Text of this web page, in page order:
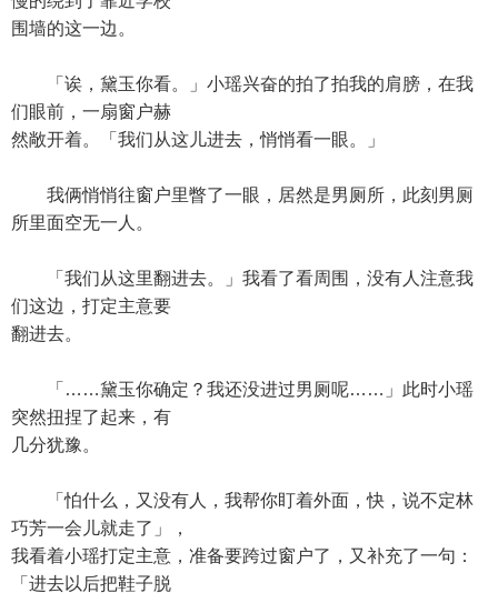
围墙的这一边。
「诶，黛玉你看。」小瑶兴奋的拍了拍我的肩膀，在我
们眼前，一扇窗户赫
然敞开着。「我们从这儿进去，悄悄看一眼。」
我俩悄悄往窗户里瞥了一眼，居然是男厕所，此刻男厕
所里面空无一人。
「我们从这里翻进去。」我看了看周围，没有人注意我
们这边，打定主意要
翻进去。
「……黛玉你确定？我还没进过男厕呢……」此时小瑶
突然扭捏了起来，有
几分犹豫。
「怕什么，又没有人，我帮你盯着外面，快，说不定林
巧芳一会儿就走了」，
我看着小瑶打定主意，准备要跨过窗户了，又补充了一句：
「进去以后把鞋子脱